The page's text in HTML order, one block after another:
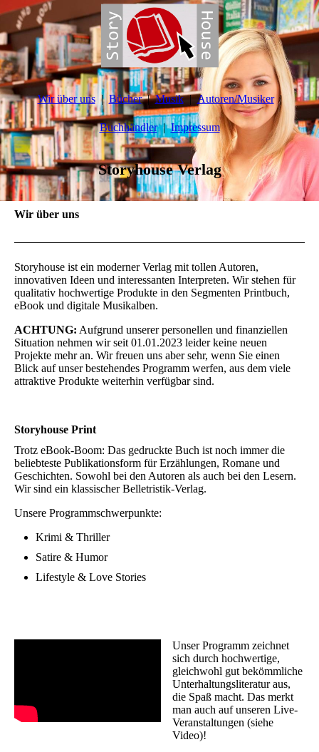
Wir über uns Bücher Musik Autoren/Musiker
Buchhändler Impressum
Storyhouse Verlag
Wir über uns
Storyhouse ist ein moderner Verlag mit tollen Autoren,
innovativen Ideen und interessanten Interpreten. Wir stehen für
qualitativ hochwertige Produkte in den Segmenten Printbuch,
eBook und digitale Musikalben.
ACHTUNG: Aufgrund unserer personellen und finanziellen
Situation nehmen wir seit 01.01.2023 leider keine neuen
Projekte mehr an. Wir freuen uns aber sehr, wenn Sie einen
Blick auf unser bestehendes Programm werfen, aus dem viele
attraktive Produkte weiterhin verfügbar sind.
Storyhouse Print
Trotz eBook-Boom: Das gedruckte Buch ist noch immer die
beliebteste Publikationsform für Erzählungen, Romane und
Geschichten. Sowohl bei den Autoren als auch bei den Lesern.
Wir sind ein klassischer Belletristik-Verlag.
Unsere Programmschwerpunkte:
Krimi & Thriller
Satire & Humor
Lifestyle & Love Stories
Unser Programm zeichnet
sich durch hochwertige,
gleichwohl gut bekömmliche
Unterhaltungsliteratur aus,
die Spaß macht. Das merkt
man auch auf unseren Live-
Veranstaltungen (siehe
Video)!